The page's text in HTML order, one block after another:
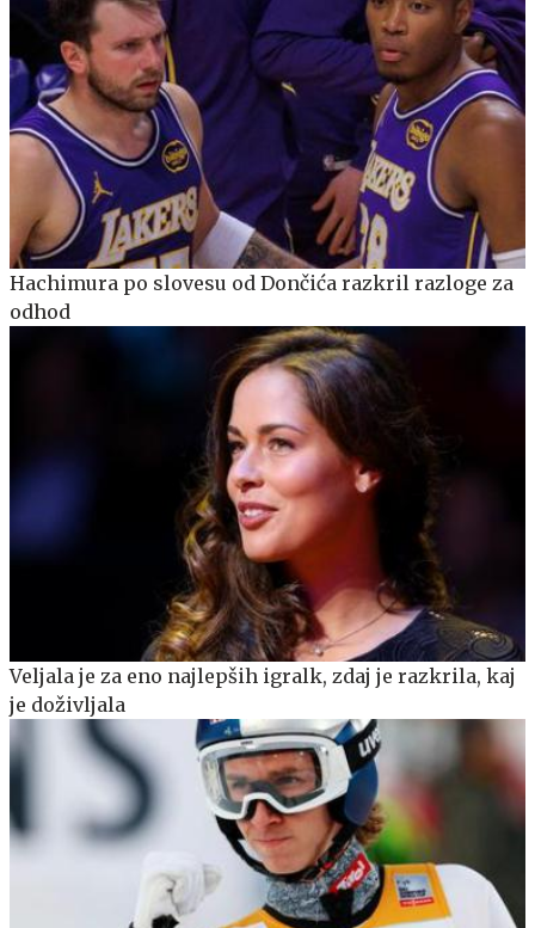
Hachimura po slovesu od Dončića razkril razloge za
odhod
Veljala je za eno najlepših igralk, zdaj je razkrila, kaj
je doživljala